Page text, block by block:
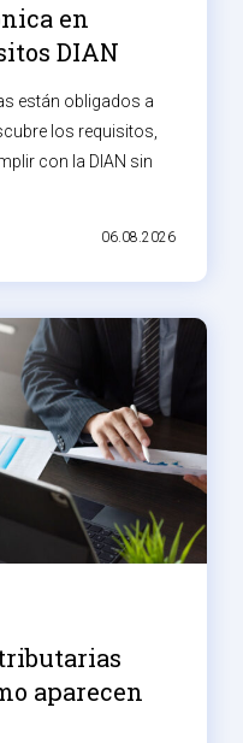
en
DIAN
están obligados a
los requisitos,
con la DIAN sin
06.08.2026
aparecen